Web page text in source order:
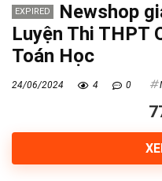
EXPIRED
Newshop
Luyện Thi THPT
Toán Học
24/06/2024 4 0